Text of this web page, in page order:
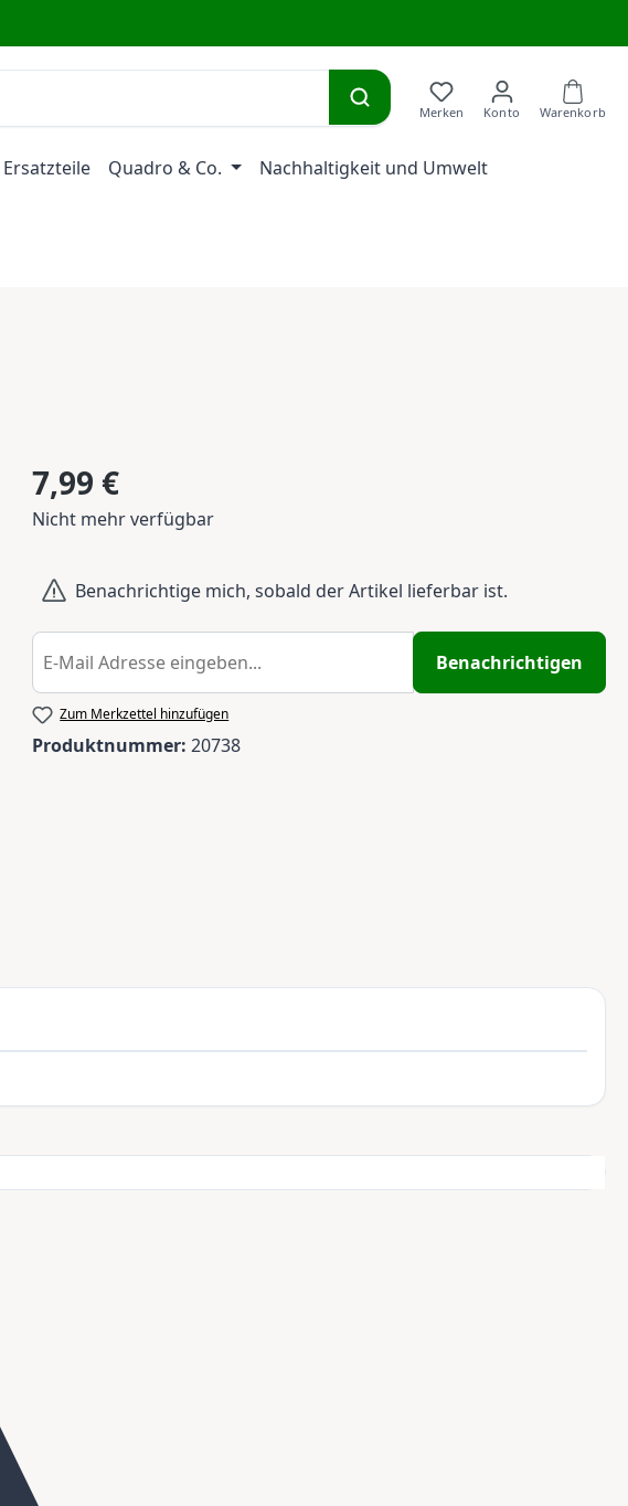
Ersatzteile Quadro & Co. Nachhaltigkeit und Umwelt
Regulärer Preis:
7,99 €
Nicht mehr verfügbar
Benachrichtige mich, sobald der Artikel lieferbar ist.
Benachrichtigen
Zum Merkzettel hinzufügen
Produktnummer: 20738